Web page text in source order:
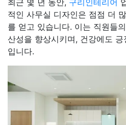
적인 사무실 디자인은 점점 더
를 얻고 있습니다. 이는 직원들
산성을 향상시키며, 건강에도
입니다.